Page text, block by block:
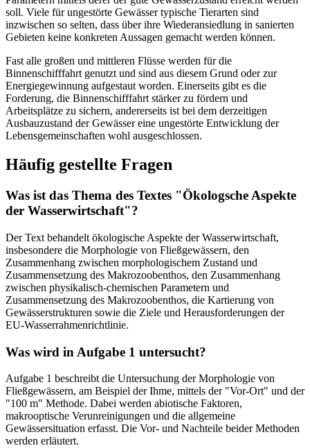
soll. Viele für ungestörte Gewässer typische Tierarten sind
inzwischen so selten, dass über ihre Wiederansiedlung in sanierten
Gebieten keine konkreten Aussagen gemacht werden können.
Fast alle großen und mittleren Flüsse werden für die
Binnenschifffahrt genutzt und sind aus diesem Grund oder zur
Energiegewinnung aufgestaut worden. Einerseits gibt es die
Forderung, die Binnenschifffahrt stärker zu fördern und
Arbeitsplätze zu sichern, andererseits ist bei dem derzeitigen
Ausbauzustand der Gewässer eine ungestörte Entwicklung der
Lebensgemeinschaften wohl ausgeschlossen.
Häufig gestellte Fragen
Was ist das Thema des Textes "Ökologsche Aspekte
der Wasserwirtschaft"?
Der Text behandelt ökologische Aspekte der Wasserwirtschaft,
insbesondere die Morphologie von Fließgewässern, den
Zusammenhang zwischen morphologischem Zustand und
Zusammensetzung des Makrozoobenthos, den Zusammenhang
zwischen physikalisch-chemischen Parametern und
Zusammensetzung des Makrozoobenthos, die Kartierung von
Gewässerstrukturen sowie die Ziele und Herausforderungen der
EU-Wasserrahmenrichtlinie.
Was wird in Aufgabe 1 untersucht?
Aufgabe 1 beschreibt die Untersuchung der Morphologie von
Fließgewässern, am Beispiel der Ihme, mittels der "Vor-Ort" und der
"100 m" Methode. Dabei werden abiotische Faktoren,
makrooptische Verunreinigungen und die allgemeine
Gewässersituation erfasst. Die Vor- und Nachteile beider Methoden
werden erläutert.